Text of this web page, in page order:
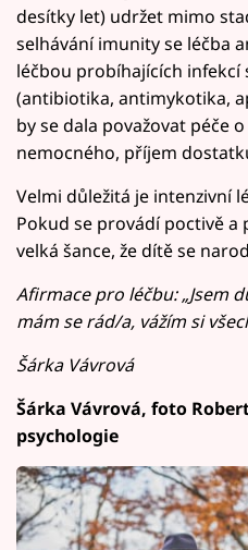
desítky let) udržet mimo
selhávání imunity se léčba
léčbou probíhajících
(antibiotika, antimykotika,
by se dala považovat péče
nemocného, příjem
Velmi důležitá je intenzivní
Pokud se provádí poctivě
velká šance, že dítě se
Afirmace pro léčbu: „Jsem
mám se rád/a, vážím si
Šárka Vávrová
Šárka Vávrová, foto
psychologie